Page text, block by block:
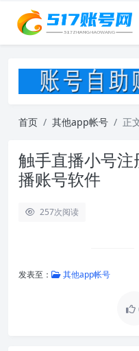
首页 其他app帐号 正
触手直播小号
播账号软件
257次阅读
发表至： 其他app帐号